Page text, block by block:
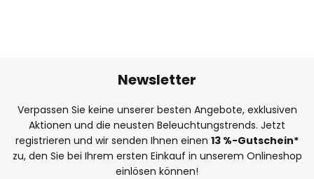
Newsletter
Verpassen Sie keine unserer besten Angebote, exklusiven
Aktionen und die neusten Beleuchtungstrends. Jetzt
registrieren und wir senden Ihnen einen 13 %-Gutschein*
zu, den Sie bei Ihrem ersten Einkauf in unserem Onlineshop
einlösen können!